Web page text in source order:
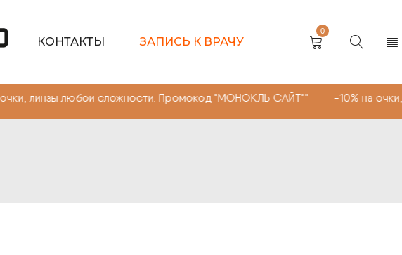
КОНТАКТЫ ЗАПИСЬ К ВРАЧУ
0
сложности. Промокод "МОНОКЛЬ САЙТ"" -10% на